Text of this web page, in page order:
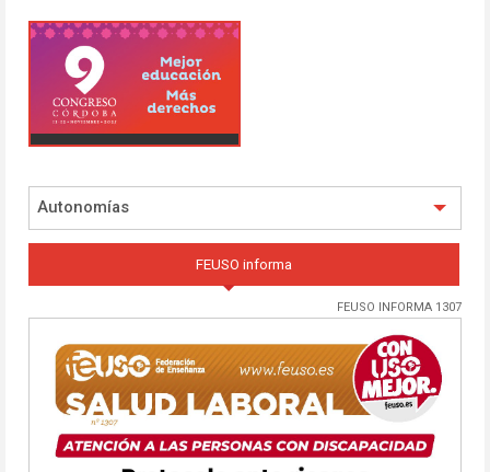
Autonomías
FEUSO informa
FEUSO INFORMA 1307